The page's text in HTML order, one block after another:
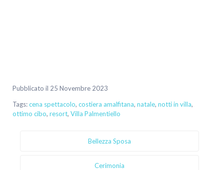
Pubblicato il 25 Novembre 2023
Tags:cena spettacolo, costiera amalfitana, natale, notti in villa,
ottimo cibo, resort, Villa Palmentiello
Bellezza Sposa
Cerimonia